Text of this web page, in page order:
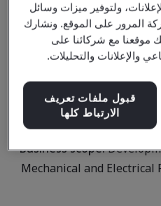
Business scope:
Mechanical and
ولتوفير ميزات وسائل
المرور على الموقع. ونشارك
موقعنا مع شركائنا على
والإعلانات والتحليلات.
قبول ملفات تعريف
الارتباط كلها